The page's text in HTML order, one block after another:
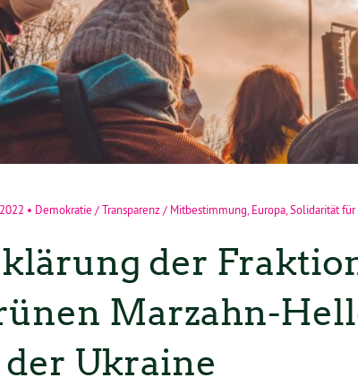
• Demokratie / Transparenz / Mitbestimmung,Europa,Solidarität
der
Marzahn-
Ukraine